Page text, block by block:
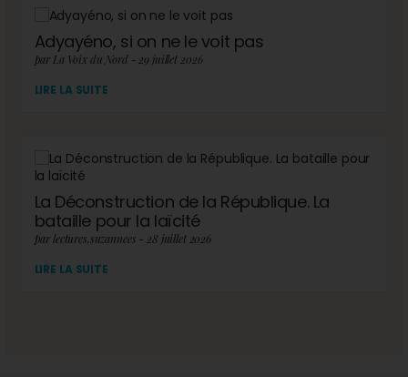
Adyayéno, si on ne le voit pas
par La Voix du Nord - 29 juillet 2026
LIRE LA SUITE
La Déconstruction de la République. La
bataille pour la laïcité
par lectures.suzannees - 28 juillet 2026
LIRE LA SUITE